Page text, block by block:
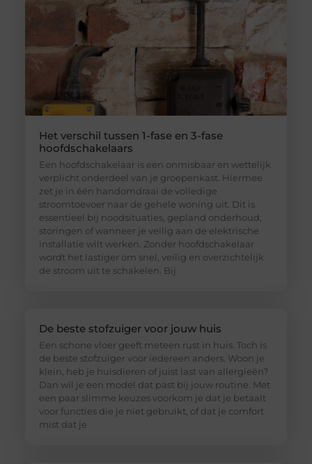
Het verschil tussen 1-fase en 3-fase
hoofdschakelaars
Een hoofdschakelaar is een onmisbaar en wettelijk
verplicht onderdeel van je groepenkast. Hiermee
zet je in één handomdraai de volledige
stroomtoevoer naar de gehele woning uit. Dit is
essentieel bij noodsituaties, gepland onderhoud,
storingen of wanneer je veilig aan de elektrische
installatie wilt werken. Zonder hoofdschakelaar
wordt het lastiger om snel, veilig en overzichtelijk
de stroom uit te schakelen. Bij
De beste stofzuiger voor jouw huis
Een schone vloer geeft meteen rust in huis. Toch is
de beste stofzuiger voor iedereen anders. Woon je
klein, heb je huisdieren of juist last van allergieën?
Dan wil je een model dat past bij jouw routine. Met
een paar slimme keuzes voorkom je dat je betaalt
voor functies die je niet gebruikt, of dat je comfort
mist dat je